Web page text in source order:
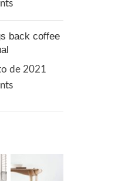
back coffee
de 2021